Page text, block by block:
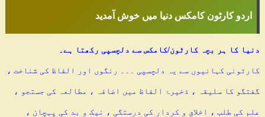
اردو کارٹون کامکس دنیا میں خوش آمدید
دنیا کا ہر بچہ کارٹون/کامکس سے دلچسپی رکھتا ہے۔
کارٹونی کہانیوں سے یہ دلچسپی ۔۔۔ رنگوں اور الفاظ کی شناخت ،
گفتگو کا سلیقہ ، ذخیرۂ الفاظ میں اضافہ ، مطالعہ کی جستجو ،
علم کی طلب ، اخلاق و کردار کی درستگی ، نیک و بد کی پہچان ،